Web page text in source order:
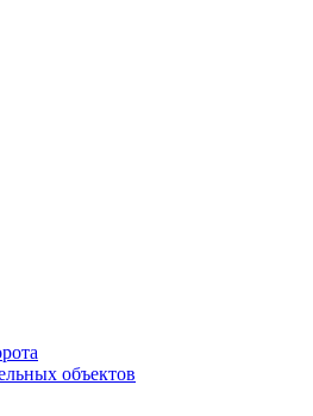
объектов